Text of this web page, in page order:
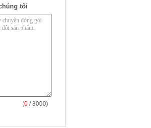
tôi
(0 / 3000)